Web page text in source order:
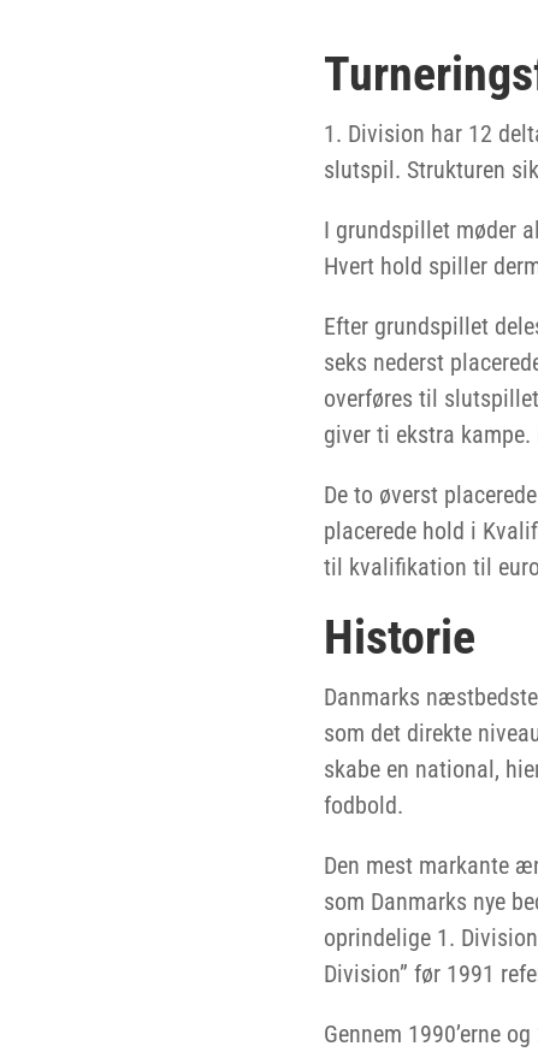
1. Division har 12
slutspil. Strukturen
I grundspillet møder
Hvert hold spiller
Efter grundspillet
seks nederst
overføres til
giver ti ekstra
De to øverst
placerede hold i
til kvalifikation til
Historie
Danmarks
som det direkte
skabe en national,
fodbold.
Den mest markante
som Danmarks nye
oprindelige 1.
Division” før 1991
Gennem 1990’erne